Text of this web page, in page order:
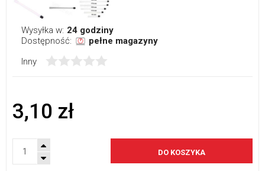
Wysyłka w: 24 godziny
Dostępność:
pełne magazyny
Inny
3,10 zł
DO KOSZYKA